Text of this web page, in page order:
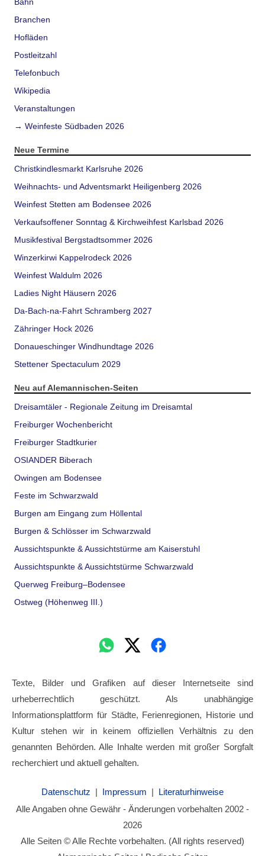
Bahn
Branchen
Hofläden
Postleitzahl
Telefonbuch
Wikipedia
Veranstaltungen
→ Weinfeste Südbaden 2026
Neue Termine
Christkindlesmarkt Karlsruhe 2026
Weihnachts- und Adventsmarkt Heiligenberg 2026
Weinfest Stetten am Bodensee 2026
Verkaufsoffener Sonntag & Kirchweihfest Karlsbad 2026
Musikfestival Bergstadtsommer 2026
Winzerkirwi Kappelrodeck 2026
Weinfest Waldulm 2026
Ladies Night Häusern 2026
Da-Bach-na-Fahrt Schramberg 2027
Zähringer Hock 2026
Donaueschinger Windhundtage 2026
Stettener Spectaculum 2029
Neu auf Alemannischen-Seiten
Dreisamtäler - Regionale Zeitung im Dreisamtal
Freiburger Wochenbericht
Freiburger Stadtkurier
OSIANDER Biberach
Owingen am Bodensee
Feste im Schwarzwald
Burgen am Eingang zum Höllental
Burgen & Schlösser im Schwarzwald
Aussichtspunkte & Aussichtstürme am Kaiserstuhl
Aussichtspunkte & Aussichtstürme Schwarzwald
Querweg Freiburg–Bodensee
Ostweg (Höhenweg III.)
Texte, Bilder und Grafiken auf dieser Internetseite sind
urheberrechtlich geschützt. Als unabhängige
Informationsplattform für Städte, Ferienregionen, Historie und
Kultur stehen wir in keinem offiziellen Verhältnis zu den
genannten Behörden. Alle Inhalte werden mit großer Sorgfalt
recherchiert und aktuell gehalten.
Datenschutz | Impressum | Literaturhinweise
Alle Angaben ohne Gewähr - Änderungen vorbehalten 2002 -
2026
Alle Seiten © Alle Rechte vorbehalten. (All rights reserved)